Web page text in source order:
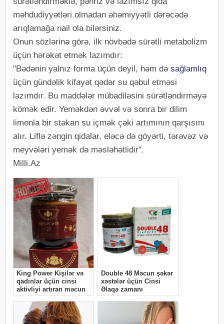
məhdudiyyətləri olmadan əhəmiyyətli dərəcədə
arıqlamağa nail ola bilərsiniz.
Onun sözlərinə görə, ilk növbədə sürətli metabolizm
üçün hərəkət etmək lazımdır:
"Bədənin yalnız forma üçün deyil, həm də sağlamlıq
üçün gündəlik kifayət qədər su qəbul etməsi
lazımdır. Bu maddələr mübadiləsini sürətləndirməyə
kömək edir. Yeməkdən əvvəl və sonra bir dilim
limonla bir stəkan su içmək çəki artımının qarşısını
alır. Liflə zəngin qidalar, eləcə də göyərti, tərəvəz və
meyvələri yemək də məsləhətlidir".
Milli.Az